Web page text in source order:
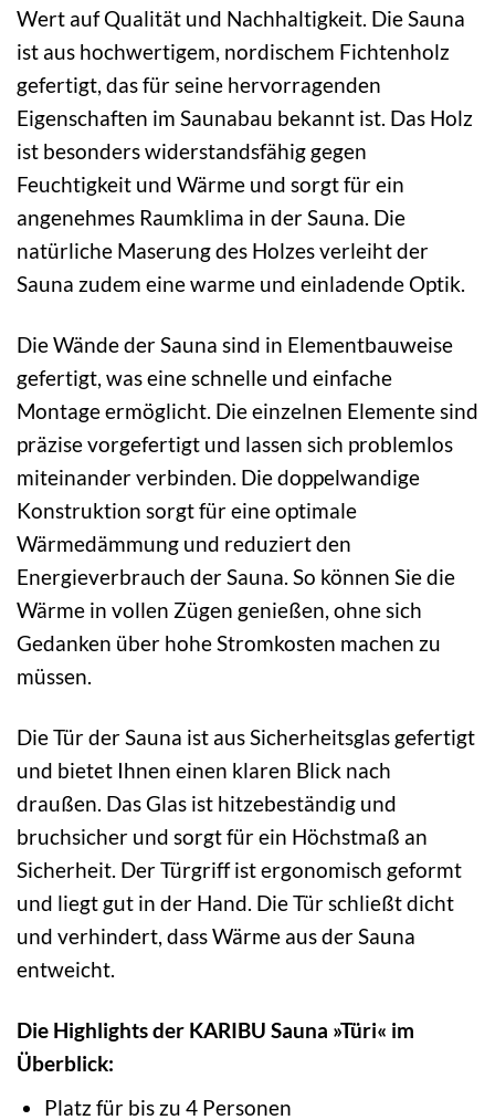
Wert auf Qualität und Nachhaltigkeit. Die Sauna
ist aus hochwertigem, nordischem Fichtenholz
gefertigt, das für seine hervorragenden
Eigenschaften im Saunabau bekannt ist. Das Holz
ist besonders widerstandsfähig gegen
Feuchtigkeit und Wärme und sorgt für ein
angenehmes Raumklima in der Sauna. Die
natürliche Maserung des Holzes verleiht der
Sauna zudem eine warme und einladende Optik.
Die Wände der Sauna sind in Elementbauweise
gefertigt, was eine schnelle und einfache
Montage ermöglicht. Die einzelnen Elemente sind
präzise vorgefertigt und lassen sich problemlos
miteinander verbinden. Die doppelwandige
Konstruktion sorgt für eine optimale
Wärmedämmung und reduziert den
Energieverbrauch der Sauna. So können Sie die
Wärme in vollen Zügen genießen, ohne sich
Gedanken über hohe Stromkosten machen zu
müssen.
Die Tür der Sauna ist aus Sicherheitsglas gefertigt
und bietet Ihnen einen klaren Blick nach
draußen. Das Glas ist hitzebeständig und
bruchsicher und sorgt für ein Höchstmaß an
Sicherheit. Der Türgriff ist ergonomisch geformt
und liegt gut in der Hand. Die Tür schließt dicht
und verhindert, dass Wärme aus der Sauna
entweicht.
Die Highlights der KARIBU Sauna »Türi« im
Überblick:
Platz für bis zu 4 Personen